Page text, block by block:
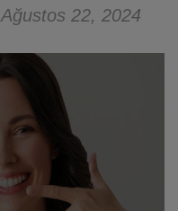
Ağustos 22, 2024